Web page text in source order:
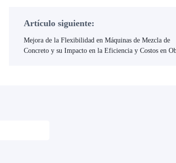
Artículo siguiente:
Mejora de la Flexibilidad en Máquinas de Mezcla de
Concreto y su Impacto en la Eficiencia y Costos en